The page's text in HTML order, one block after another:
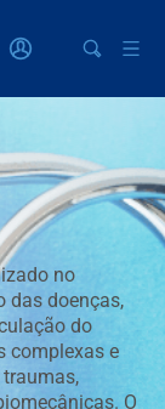
no
das doenças,
do
complexas e
O